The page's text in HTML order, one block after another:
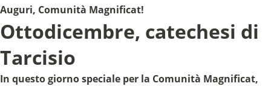
Auguri, Comunità Magnificat!
Ottodicembre, catechesi di
Tarcisio
In questo giorno speciale per la Comunità Magnificat,